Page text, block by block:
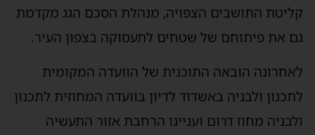
קליטת התושבים הצפויה, מנהלת הסכם הגג מקדמת
גם את פיתוחם של שטחים לתעסוקה בצפון העיר.
לאחרונה הובאה התוכנית של הוועדה המקומית
לתכנון ולבניה באשדוד לדיון בוועדה המחוזית לתכנון
ולבניה מחוז דרום ועניינו הרחבת אזור התעשיה